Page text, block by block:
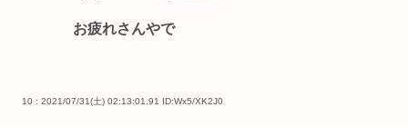
お疲れさんやで
10 : 2021/07/31(土) 02:13:01.91 ID:Wx5/XK2J0